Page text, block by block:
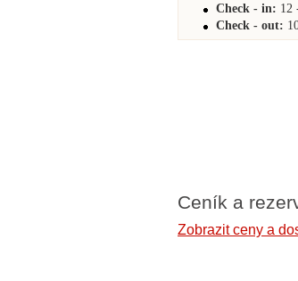
Check - in: 12
Check - out:
Ceník a
Zobrazit ceny a